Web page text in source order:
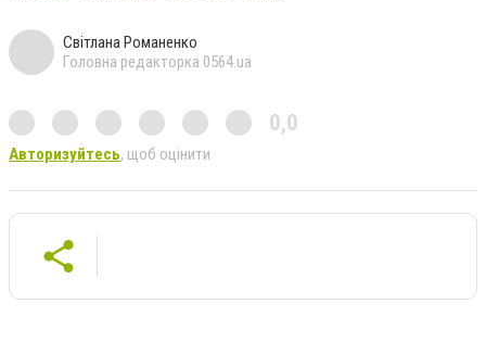
Світлана Романенко
Головна редакторка 0564.ua
0,0
Авторизуйтесь, щоб оцінити